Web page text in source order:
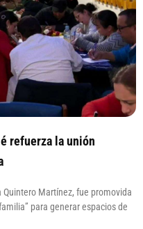
refuerza la unión
Martínez, fue promovida
para generar espacios de